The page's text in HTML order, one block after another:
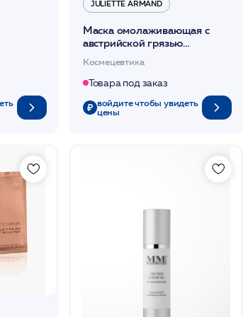
JULIETTE ARMAND
Маска омолаживающая с
австрийской грязью
регенерирующая,
повышающая упругость
50мл /JA
Космецевтика
Товара под заказ
войдите чтобы увидеть
цены